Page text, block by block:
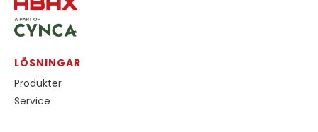
LÖSNINGAR
Produkter
Service